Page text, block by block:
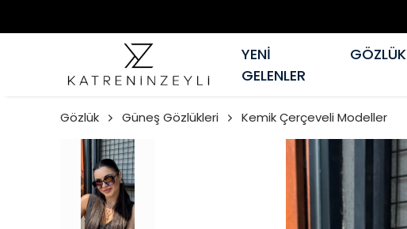
YENİ
GELENLER
GÖZLÜK
Gözlük Güneş Gözlükleri Kemik Çerçeveli Modeller